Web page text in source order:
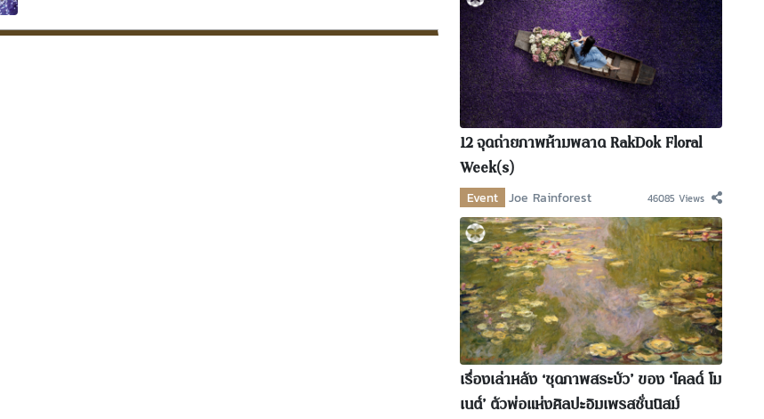
12 จุดถ่ายภาพห้ามพลาด RakDok Floral
Week(s)
Event Joe Rainforest 46085 Views
เรื่องเล่าหลัง ‘ชุดภาพสระบัว’ ของ ‘โคลด์ โม
เนต์’ ตัวพ่อแห่งศิลปะอิมเพรสชั่นนิสม์